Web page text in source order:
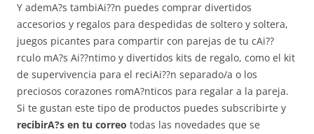
Y ademA?s tambiAi??n puedes comprar divertidos
accesorios y regalos para despedidas de soltero y soltera,
juegos picantes para compartir con parejas de tu cAi??
rculo mA?s Ai??ntimo y divertidos kits de regalo, como el kit
de supervivencia para el reciAi??n separado/a o los
preciosos corazones romA?nticos para regalar a la pareja.
Si te gustan este tipo de productos puedes subscribirte y
recibirA?s en tu correo todas las novedades que se